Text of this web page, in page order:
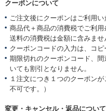
クーポンについて
ご注文後にクーポンはご利用い
商品代＋商品の消費税でご利
送料の消費税は金額に含みませ
クーポンコードの入力は、コ
期限切れのクーポンコード、
いても割引となりません。
１注文につき１つのクーポン
不可です。）
変更・キャンセル・返品について